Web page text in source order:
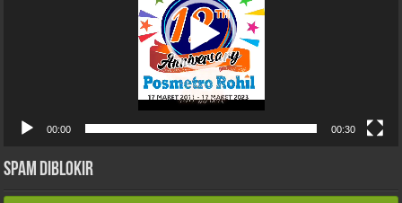
00:00 00:30
Spam Diblokir